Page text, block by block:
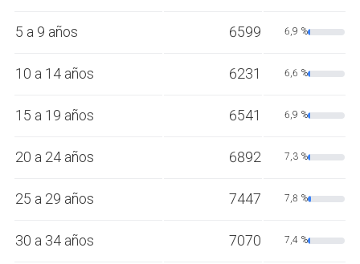
5 a 9 años 6599 6,9 %
10 a 14 años 6231 6,6 %
15 a 19 años 6541 6,9 %
20 a 24 años 6892 7,3 %
25 a 29 años 7447 7,8 %
30 a 34 años 7070 7,4 %